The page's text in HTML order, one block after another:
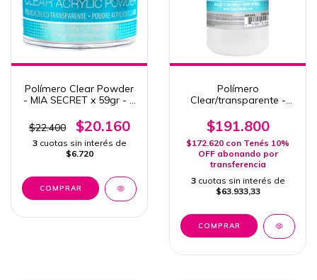
Polímero Clear Powder
- MIA SECRET x 59gr - 2
$22.400
$20.160
3 cuotas sin interés de
$6.720
Polímero
Clear/transparente -
1.5Lbs
$191.800
$172.620 con Tenés 10%
OFF abonando por
transferencia
3 cuotas sin interés de
$63.933,33